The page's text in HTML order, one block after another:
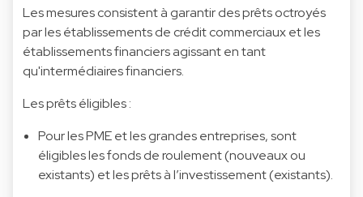
Les mesures consistent à garantir des prêts octroyés
par les établissements de crédit commerciaux et les
établissements financiers agissant en tant
qu'intermédiaires financiers.
Les prêts éligibles :
Pour les PME et les grandes entreprises, sont
éligibles les fonds de roulement (nouveaux ou
existants) et les prêts à l’investissement (existants).